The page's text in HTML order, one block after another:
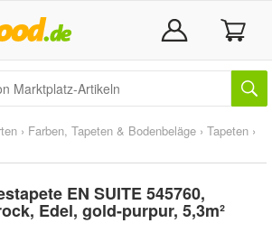
› Farben, Tapeten & Bodenbeläge › Tapeten ›
EN SUITE 545760,
Edel, gold-purpur, 5,3m²